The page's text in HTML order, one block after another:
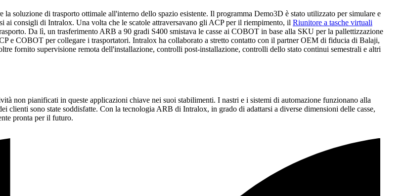
soluzione di trasporto ottimale all'interno dello spazio esistente. Il programma Demo3D è stato utilizzato per simulare e
consigli di Intralox. Una volta che le scatole attraversavano gli ACP per il riempimento, il Riunitore a tasche virtuali
Da lì, un trasferimento ARB a 90 gradi S400 smistava le casse ai COBOT in base alla SKU per la pallettizzazione
e COBOT per collegare i trasportatori. Intralox ha collaborato a stretto contatto con il partner OEM di fiducia di Balaji,
fornito supervisione remota dell'installazione, controlli post-installazione, controlli dello stato continui semestrali e altri
non pianificati in queste applicazioni chiave nei suoi stabilimenti. I nastri e i sistemi di automazione funzionano alla
clienti sono state soddisfatte. Con la tecnologia ARB di Intralox, in grado di adattarsi a diverse dimensioni delle casse,
pronta per il futuro.